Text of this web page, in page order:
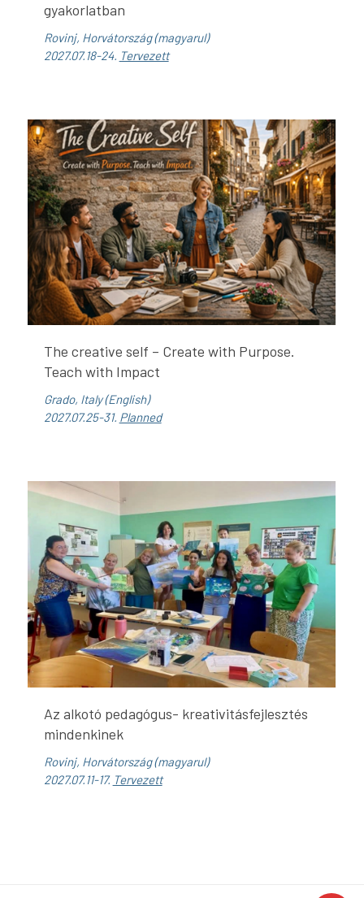
gyakorlatban
Rovinj, Horvátország (magyarul)
2027.07.18-24. Tervezett
The creative self – Create with Purpose.
Teach with Impact
Grado, Italy (English)
2027.07.25-31. Planned
Az alkotó pedagógus- kreativitásfejlesztés
mindenkinek
Rovinj, Horvátország (magyarul)
2027.07.11-17. Tervezett